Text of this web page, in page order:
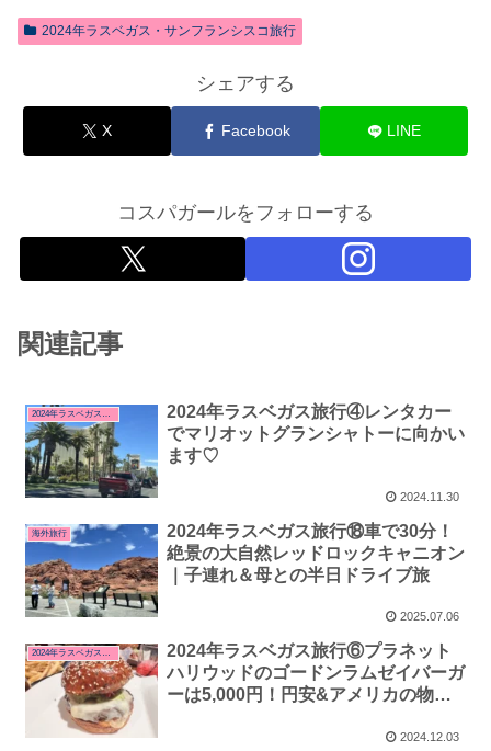
2024年ラスベガス・サンフランシスコ旅行
シェアする
X Facebook LINE
コスパガールをフォローする
関連記事
2024年ラスベガス旅行④レンタカー
でマリオットグランシャトーに向かい
ます♡
2024.11.30
海外旅行
2024年ラスベガス旅行⑱車で30分！
絶景の大自然レッドロックキャニオン
｜子連れ＆母との半日ドライブ旅
2025.07.06
2024年ラスベガス・サンフランシスコ旅行
2024年ラスベガス旅行⑥プラネット
ハリウッドのゴードンラムゼイバーガ
ーは5,000円！円安&アメリカの物価
2024.12.03